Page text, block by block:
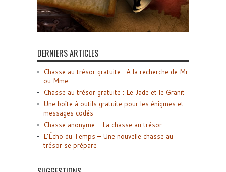
DERNIERS ARTICLES
Chasse au trésor gratuite : A la recherche de Mr
ou Mme
Chasse au trésor gratuite : Le Jade et le Granit
Une boîte à outils gratuite pour les énigmes et
messages codés
Chasse anonyme – La chasse au trésor
L’Écho du Temps – Une nouvelle chasse au
trésor se prépare